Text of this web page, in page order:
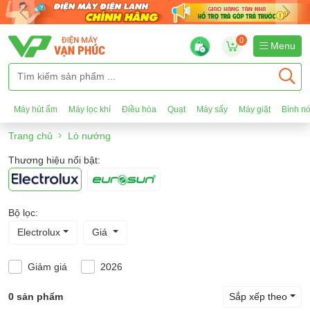
0
Menu
Máy hút ẩm Máy lọc khí Điều hòa Quạt Máy sấy Máy giặt Bình
Trang chủ Lò nướng
Thương hiệu nổi bật:
Bộ lọc:
Electrolux
Giá
Giảm giá 2026
0 sản phẩm Sắp xếp theo